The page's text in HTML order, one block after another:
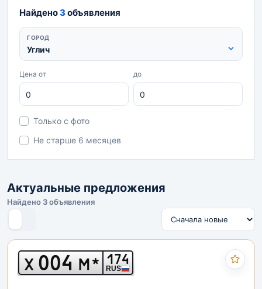
Найдено3объявления
ГОРОД
Углич
Цена от до
Только с фото
Не старше 6 месяцев
Актуальные предложения
Найдено 3 объявления
Х 004 М* 174
RUS